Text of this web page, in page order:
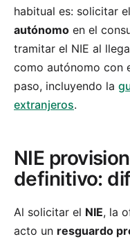
habitual es: solicitar el
autónomo en el
tramitar el NIE al
como autónomo con
paso, incluyendo la
extranjeros.
NIE
definitivo:
Al solicitar el NIE, la
acto un resguardo